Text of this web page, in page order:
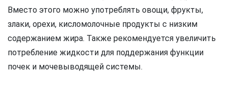
Вместо этого можно употреблять овощи, фрукты,
злаки, орехи, кисломолочные продукты с низким
содержанием жира. Также рекомендуется увеличить
потребление жидкости для поддержания функции
почек и мочевыводящей системы.